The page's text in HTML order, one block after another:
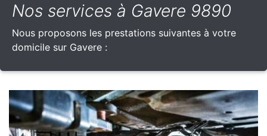
Nos services à Gavere 9890
Nous proposons les prestations suivantes à votre
domicile sur Gavere :